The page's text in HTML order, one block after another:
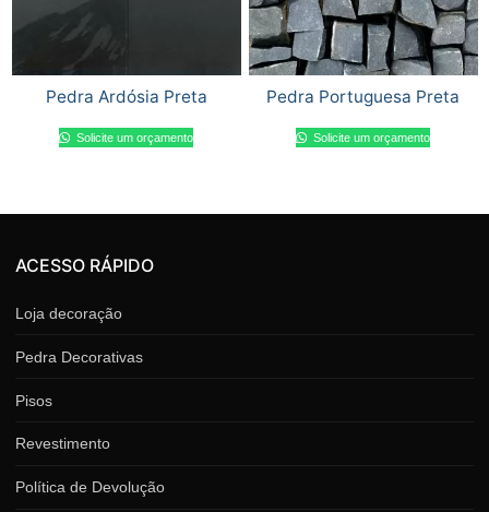
Pedra Ardósia Preta
Solicite um orçamento
Pedra Portuguesa Preta
Solicite um orçamento
ACESSO RÁPIDO
Loja decoração
Pedra Decorativas
Pisos
Revestimento
Política de Devolução